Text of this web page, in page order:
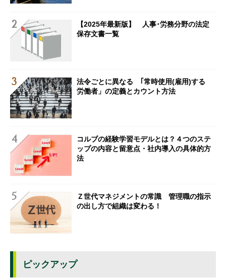
【2025年最新版】 人事･労務分野の法定
保存文書一覧
法令ごとに異なる ｢常時使用(雇用)する
労働者」の定義とカウント方法
コルブの経験学習モデルとは？４つのステ
ップの内容と留意点・社内導入の具体的方
法
Ｚ世代マネジメントの常識 管理職の指示
の出し方で組織は変わる！
ピックアップ